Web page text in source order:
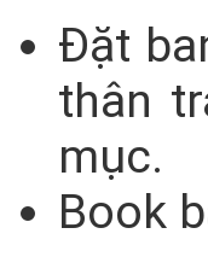
Đặt
thân
mục.
Book